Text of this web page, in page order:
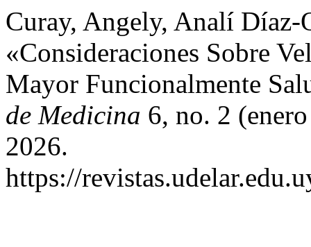
Curay, Angely, Analí Díaz-
«Consideraciones Sobre
Mayor Funcionalmente
de Medicina 6, no. 2
2026.
https://